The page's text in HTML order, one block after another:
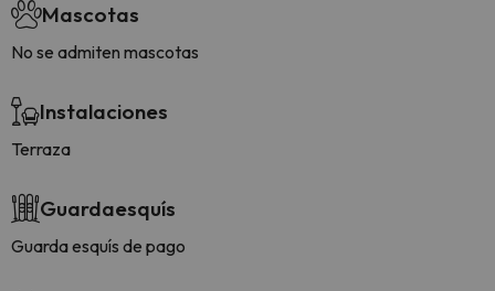
Mascotas
No se admiten mascotas
Instalaciones
Terraza
Guardaesquís
Guarda esquís de pago